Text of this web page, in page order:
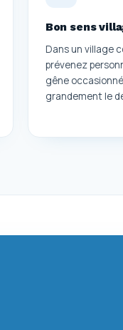
Bon sens
Dans un village
prévenez
gêne
grandement le